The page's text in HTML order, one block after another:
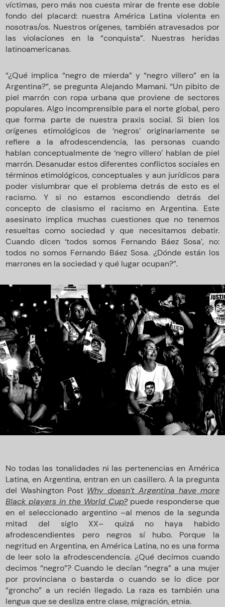
víctimas, pero más nos cuesta mirar de frente ese doble
fondo del placard: nuestra América Latina violenta en
nosotras/os. Nuestros orígenes, también atravesados por
las violaciones en la “conquista”. Nuestras heridas
latinoamericanas.
“¿Qué implica “negro de mierda” y “negro villero” en la
Argentina?”, se pregunta Alejando Mamani. “Un pibito de
piel marrón con ropa urbana que proviene de sectores
populares. Algo incomprensible para el norte global, pero
que forma parte de nuestra praxis social. Si bien los
orígenes etimológicos de ‘negros’ originariamente se
refiere a la afrodescendencia, las personas cuando
hablan conceptualmente de ‘negro villero’ hablan de piel
marrón. Desanudar estos diferentes conflictos sociales en
términos etimológicos, conceptuales y aun jurídicos para
poder vislumbrar que el problema detrás de esto es el
racismo. Y si no estamos escondiendo detrás del
concepto de clasismo el racismo en Argentina. Este
asesinato implica muchas cuestiones que no tenemos
resueltas como sociedad y que necesitamos debatir.
Cuando dicen ‘todos somos Fernando Báez Sosa’, no:
todos no somos Fernando Báez Sosa. ¿Dónde están los
marrones en la sociedad y qué lugar ocupan?”.
No todas las tonalidades ni las pertenencias en América
Latina, en Argentina, entran en un casillero. A la pregunta
del Washington Post Why doesn’t Argentina have more
Black players in the World Cup?puede responderse que
en el seleccionado argentino –al menos de la segunda
mitad del siglo XX– quizá no haya habido
afrodescendientes pero negros sí hubo. Porque la
negritud en Argentina, en América Latina, no es una forma
de leer solo la afrodescendencia. ¿Qué decimos cuando
decimos “negro”? Cuando le decían “negra” a una mujer
por provinciana o bastarda o cuando se lo dice por
“groncho” a un recién llegado. La raza es también una
lengua que se desliza entre clase, migración, etnia.